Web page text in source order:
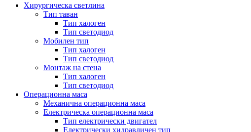
Хирургическа светлина
Тип таван
Тип халоген
Тип светодиод
Мобилен тип
Тип халоген
Тип светодиод
Монтаж на стена
Тип халоген
Тип светодиод
Операционна маса
Механична операционна маса
Електрическа операционна маса
Тип електрически двигател
Електрически хидравличен тип